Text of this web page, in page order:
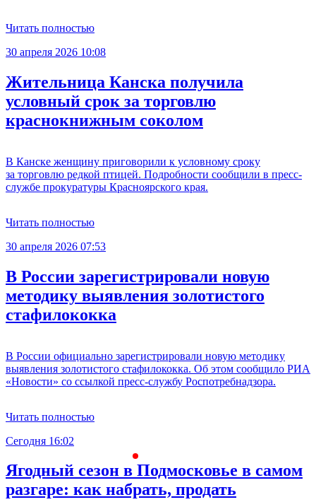
Читать полностью
30 апреля 2026 10:08
Жительница Канска получила
условный срок за торговлю
краснокнижным соколом
В Канске женщину приговорили к условному сроку
за торговлю редкой птицей. Подробности сообщили в пресс-
службе прокуратуры Красноярского края.
Читать полностью
30 апреля 2026 07:53
В России зарегистрировали новую
методику выявления золотистого
стафилококка
В России официально зарегистрировали новую методику
выявления золотистого стафилококка. Об этом сообщило РИА
«Новости» со ссылкой пресс-службу Роспотребнадзора.
Читать полностью
Сегодня 16:02
Ягодный сезон в Подмосковье в самом
разгаре: как набрать, продать